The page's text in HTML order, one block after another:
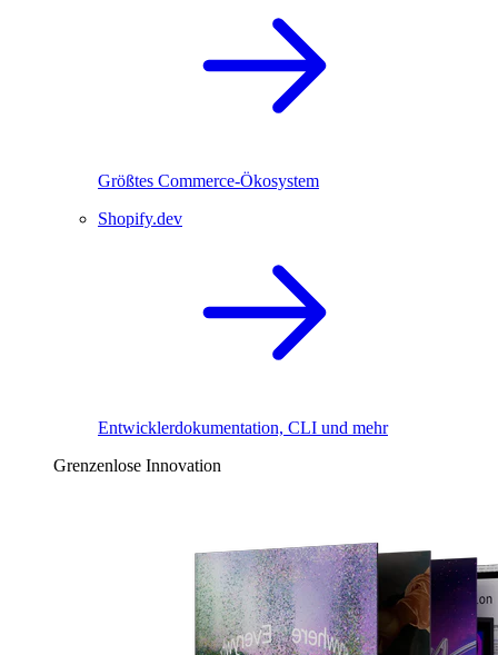
Größtes Commerce-Ökosystem
Shopify.dev
Entwicklerdokumentation, CLI und mehr
Grenzenlose Innovation